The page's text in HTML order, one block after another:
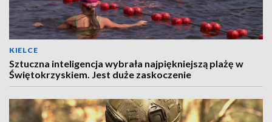
KIELCE
Sztuczna inteligencja wybrała najpiękniejszą plażę w
Świętokrzyskiem. Jest duże zaskoczenie